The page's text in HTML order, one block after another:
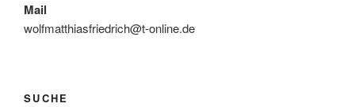
Mail
wolfmatthiasfriedrich@t-online.de
SUCHE